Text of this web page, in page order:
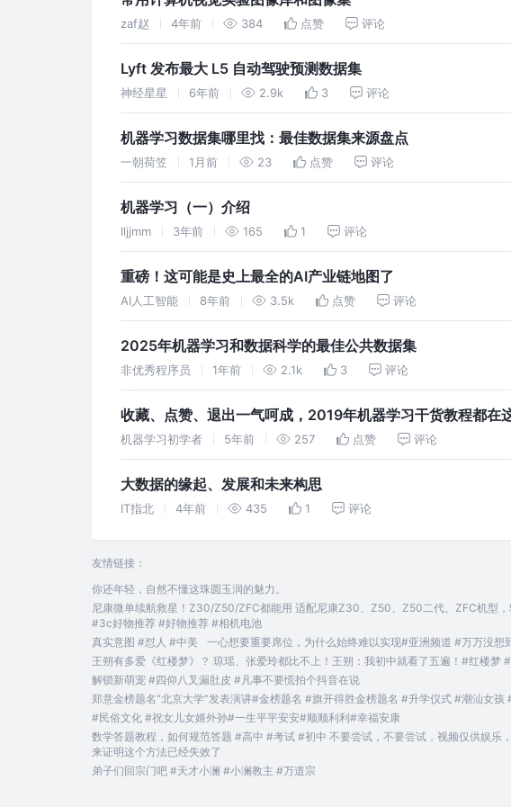
zaf赵 4年前 384 点赞 评论
Lyft 发布最大 L5 自动驾驶预测数据集
神经星星 6年前 2.9k 3 评论
机器学习数据集哪里找：最佳数据集来源盘点
一朝荷笠 1月前 23 点赞 评论
机器学习（一）介绍
lljjmm 3年前 165 1 评论
重磅！这可能是史上最全的AI产业链地图了
AI人工智能 8年前 3.5k 点赞 评论
2025年机器学习和数据科学的最佳公共数据集
非优秀程序员 1年前 2.1k 3 评论
收藏、点赞、退出一气呵成，2019年机器学习干货教程都在
机器学习初学者 5年前 257 点赞 评论
大数据的缘起、发展和未来构思
IT指北 4年前 435 1 评论
友情链接：
你还年轻，自然不懂这珠圆玉润的魅力。
尼康微单续航救星！Z30/Z50/ZFC都能用 适配尼康Z30、Z50、Z50二代、ZFC机型
#3c好物推荐 #好物推荐 #相机电池
真实意图 #怼人 #中美
一心想要重要席位，为什么始终难以实现#亚洲频道 #万万没想
王朔有多爱《红楼梦》？ 琼瑶、张爱玲都比不上！王朔：我初中就看了五遍！#红楼梦
解锁新萌宠 #四仰八叉漏肚皮 #凡事不要慌拍个抖音在说
郑意金榜题名“北京大学”发表演讲#金榜题名 #旗开得胜金榜题名 #升学仪式 #潮汕女孩
#民俗文化 #祝女儿女婿外孙#一生平平安安#顺顺利利#幸福安康
数学答题教程，如何规范答题 #高中 #考试 #初中 不要尝试，不要尝试，视频仅供娱乐
来证明这个方法已经失效了
弟子们回宗门吧 #天才小澜 #小澜教主 #万道宗